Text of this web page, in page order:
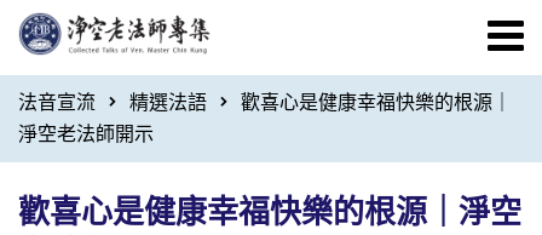
法音宣流 精選法語
歡喜心是健康幸福快樂的根源｜
淨空老法師開示
歡喜心是健康幸福快樂的根源｜淨空